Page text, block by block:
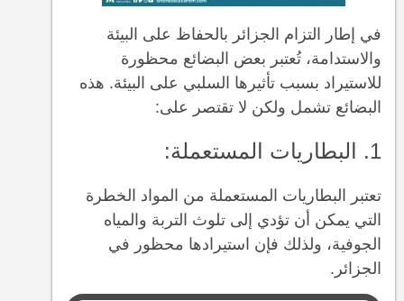
في إطار التزام الجزائر بالحفاظ على البيئة
والاستدامة، تُعتبر بعض البضائع محظورة
للاستيراد بسبب تأثيرها السلبي على البيئة. هذه
البضائع تشمل ولكن لا تقتصر على:
1. البطاريات المستعملة:
تعتبر البطاريات المستعملة من المواد الخطرة
التي يمكن أن تؤدي إلى تلوث التربة والمياه
الجوفية، ولذلك فإن استيرادها محظور في
الجزائر.